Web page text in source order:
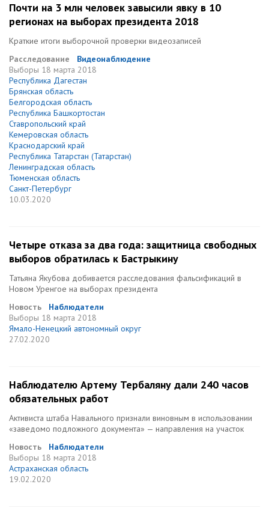
Почти на 3 млн человек завысили явку в 10
регионах на выборах президента 2018
Краткие итоги выборочной проверки видеозаписей
Расследование
Видеонаблюдение
Выборы 18 марта 2018
Республика Дагестан
Брянская область
Белгородская область
Республика Башкортостан
Ставропольский край
Кемеровская область
Краснодарский край
Республика Татарстан (Татарстан)
Ленинградская область
Тюменская область
Санкт-Петербург
10.03.2020
Четыре отказа за два года: защитница свободных
выборов обратилась к Бастрыкину
Татьяна Якубова добивается расследования фальсификаций в
Новом Уренгое на выборах президента
Новость
Наблюдатели
Выборы 18 марта 2018
Ямало-Ненецкий автономный округ
27.02.2020
Наблюдателю Артему Тербаляну дали 240 часов
обязательных работ
Активиста штаба Навального признали виновным в использовании
«заведомо подложного документа» — направления на участок
Новость
Наблюдатели
Выборы 18 марта 2018
Астраханская область
19.02.2020